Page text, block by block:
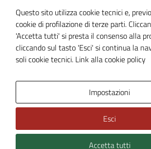
Note legali
Dichiarazione di accessibilità
Piano di miglioramento del sito
Statistiche sito web
Technical Design s.r.l.
Questo sito utilizza cookie tecnici e,
cookie di profilazione di terze parti.
'Accetta tutti' si presta il consenso alla
cliccando sul tasto 'Esci' si continua la
soli cookie tecnici. Link alla cookie policy
Impostazioni
Esci
Accetta tutti